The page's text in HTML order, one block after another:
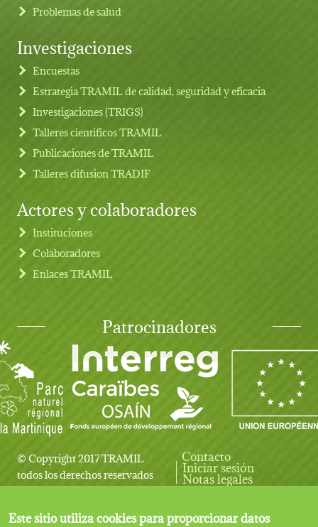
Footer menu
Problemas de salud
Investigaciones
Encuestas
Estrategia TRAMIL de calidad, seguridad y eficacia
Investigaciones (TRIGS)
Talleres cientificos TRAMIL
Publicaciones de TRAMIL
Talleres difusion TRADIF
Actores y colaboradores
Instituciones
Colaboradores
Enlaces TRAMIL
Patrocinadores
© Copyright 2017 TRAMIL
todos los derechos reservados
User account menu
Contacto
Iniciar sesión
Notas legales
Este sitio utiliza cookies para proporcionar datos